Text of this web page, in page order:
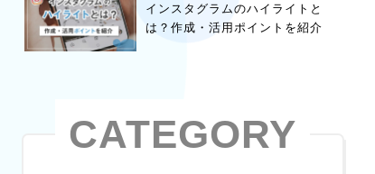
インスタグラムのハイライトと
は？作成・活用ポイントを紹介
CATEGORY